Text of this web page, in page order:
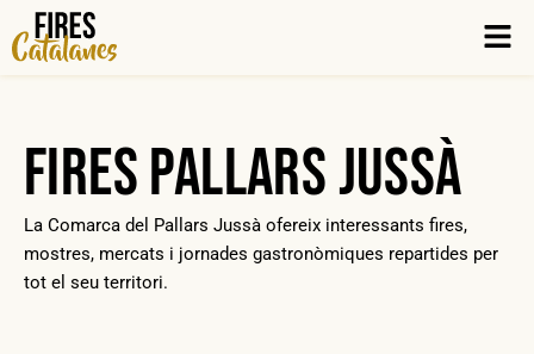
Fires Pallars Jussà
La Comarca del Pallars Jussà ofereix interessants fires,
mostres, mercats i jornades gastronòmiques repartides per
tot el seu territori.